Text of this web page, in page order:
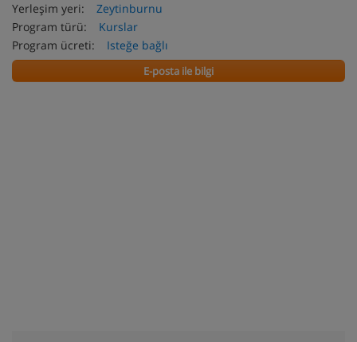
Yerleşim yeri:
Zeytinburnu
Program türü:
Kurslar
Program ücreti:
Isteğe bağlı
E-posta ile bilgi